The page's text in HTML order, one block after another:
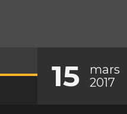
15
mars
2017